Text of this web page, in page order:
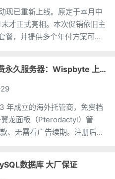
现已重新上线。原定于本月中
才正式亮相。本次促销依旧主
餐，并提供多个年付方案可供
512M 内存 + 1G 硬盘的免费永久服务器：Wispbyte 上手
年成立的海外托管商，免费档
龙面板（Pterodactyl）管
、无需看广告续期。注册后你
数据库 大厂保证